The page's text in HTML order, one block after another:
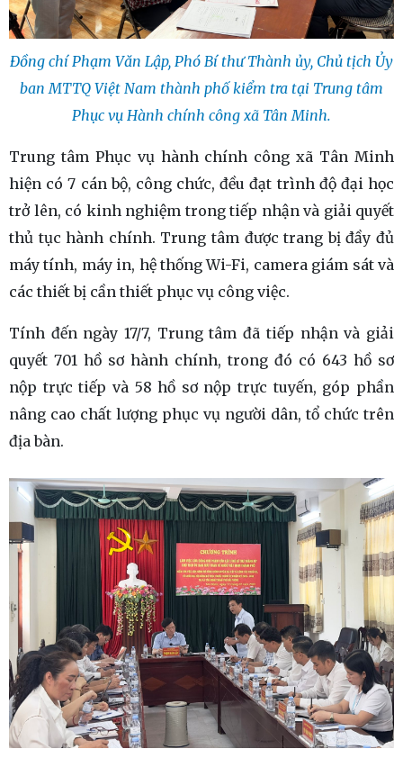
Đồng chí Phạm Văn Lập, Phó Bí thư Thành ủy, Chủ tịch Ủy
ban MTTQ Việt Nam thành phố kiểm tra tại Trung tâm
Phục vụ Hành chính công xã Tân Minh.
Trung tâm Phục vụ hành chính công xã Tân Minh
hiện có 7 cán bộ, công chức, đều đạt trình độ đại học
trở lên, có kinh nghiệm trong tiếp nhận và giải quyết
thủ tục hành chính. Trung tâm được trang bị đầy đủ
máy tính, máy in, hệ thống Wi-Fi, camera giám sát và
các thiết bị cần thiết phục vụ công việc.
Tính đến ngày 17/7, Trung tâm đã tiếp nhận và giải
quyết 701 hồ sơ hành chính, trong đó có 643 hồ sơ
nộp trực tiếp và 58 hồ sơ nộp trực tuyến, góp phần
nâng cao chất lượng phục vụ người dân, tổ chức trên
địa bàn.